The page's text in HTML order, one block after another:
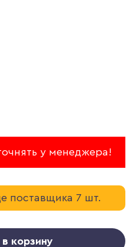
у менеджера!
поставщика 7 шт.
корзину